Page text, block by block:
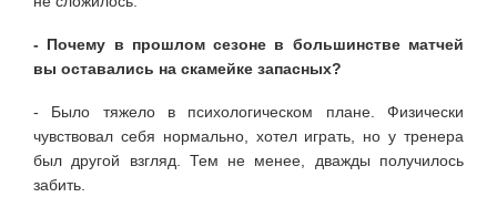
- Почему в прошлом сезоне в большинстве матчей
вы оставались на скамейке запасных?
- Было тяжело в психологическом плане. Физически
чувствовал себя нормально, хотел играть, но у тренера
был другой взгляд. Тем не менее, дважды получилось
забить.